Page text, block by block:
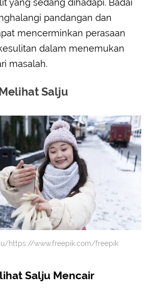
yang sedang dihadapi. Badai
pandangan dan
mencerminkan perasaan
dalam menemukan
masalah.
Salju
https://www.freepik.com/freepik
Salju Mencair